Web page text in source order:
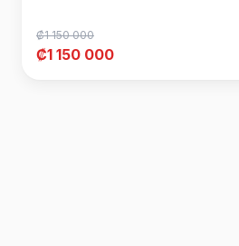
₡1 150 000
₡1 150 000